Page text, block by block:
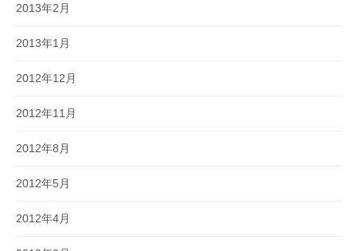
2013年2月
2013年1月
2012年12月
2012年11月
2012年8月
2012年5月
2012年4月